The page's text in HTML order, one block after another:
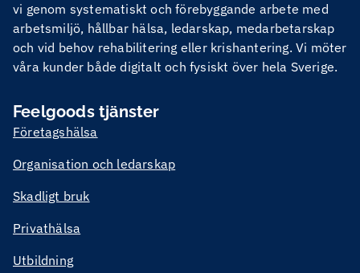
vi genom systematiskt och förebyggande arbete med
arbetsmiljö, hållbar hälsa, ledarskap, medarbetarskap
och vid behov rehabilitering eller krishantering. Vi möter
våra kunder både digitalt och fysiskt över hela Sverige.
Feelgoods tjänster
Företagshälsa
Organisation och ledarskap
Skadligt bruk
Privathälsa
Utbildning